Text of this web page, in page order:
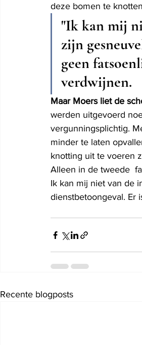
deze bomen te
"Ik kan mij
zijn
geen
verdwijnen.
Maar Moers liet de
werden uitgevoerd
vergunningsplichtig.
minder te laten
knotting uit te voeren
Alleen in de tweede
Ik kan mij niet van de
dienstbetoongeval. Er
Recente blogposts